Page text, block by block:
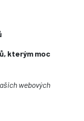
kterým moc
webových